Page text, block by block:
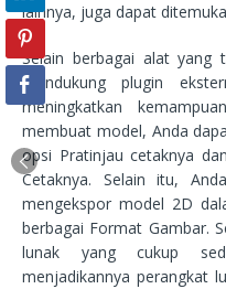
lainnya, juga dapat
Selain berbagai alat yang
mendukung plugin
meningkatkan
membuat model, Anda
opsi Pratinjau cetaknya
Cetaknya. Selain itu,
mengekspor model 2D
berbagai Format Gambar.
lunak yang cukup
menjadikannya perangkat